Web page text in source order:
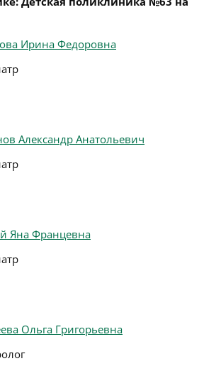
Ирина Федоровна
Александр Анатольевич
Яна Францевна
Ольга Григорьевна